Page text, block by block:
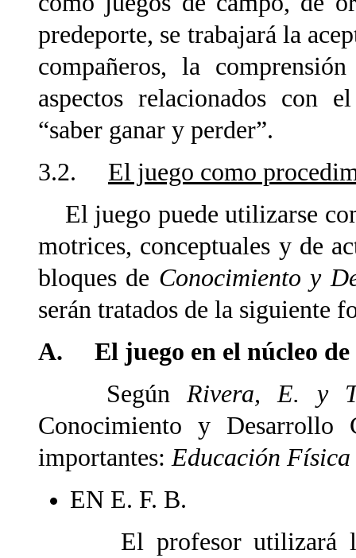
predeporte, se trabajará la
compañeros, la
aspectos relacionados con
“saber ganar y perder”.
3.2. El juego como
El juego puede utilizarse
motrices, conceptuales y de
bloques de Conocimiento y
serán tratados de la siguiente
A. El juego en el núcleo de
Según Rivera, E. y
Conocimiento y Desarrollo
importantes:Educación Física
EN E. F. B.
El profesor utilizará